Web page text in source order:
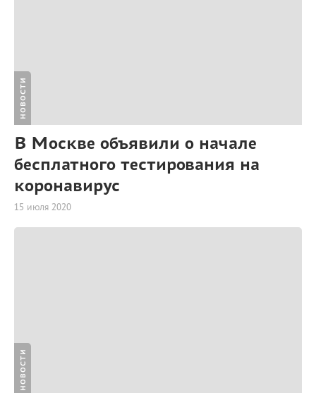
НОВОСТИ
В Москве объявили о начале
бесплатного тестирования на
коронавирус
15 июля 2020
НОВОСТИ